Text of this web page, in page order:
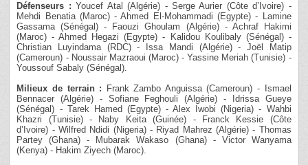
Défenseurs : Youcef Atal (Algérie) - Serge Aurier (Côte d’Ivoire) -
Mehdi Benatia (Maroc) - Ahmed El-Mohammadi (Egypte) - Lamine
Gassama (Sénégal) - Faouzi Ghoulam (Algérie) - Achraf Hakimi
(Maroc) - Ahmed Hegazi (Egypte) - Kalidou Koulibaly (Sénégal) -
Christian Luyindama (RDC) - Issa Mandi (Algérie) - Joël Matip
(Cameroun) - Noussair Mazraoui (Maroc) - Yassine Meriah (Tunisie) -
Youssouf Sabaly (Sénégal).
Milieux de terrain : Frank Zambo Anguissa (Cameroun) - Ismael
Bennacer (Algérie) - Sofiane Feghouli (Algérie) - Idrissa Gueye
(Sénégal) - Tarek Hamed (Egypte) - Alex Iwobi (Nigeria) - Wahbi
Khazri (Tunisie) - Naby Keita (Guinée) - Franck Kessie (Côte
d’Ivoire) - Wilfred Ndidi (Nigeria) - Riyad Mahrez (Algérie) - Thomas
Partey (Ghana) - Mubarak Wakaso (Ghana) - Victor Wanyama
(Kenya) - Hakim Ziyech (Maroc).